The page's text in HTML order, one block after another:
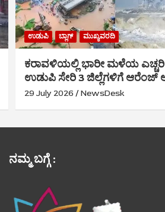
ಉಡುಪಿ ಬ್ಲಾಗ್ ಮುಖ್ಯವರದಿ
ಕರಾವಳಿಯಲ್ಲಿ ಭಾರೀ ಮಳೆಯ
ಉಡುಪಿ ಸೇರಿ 3 ಜಿಲ್ಲೆಗಳಿಗೆ ಆರೆಂಜ್
29 July 2026 NewsDesk
ನಮ್ಮ ಬಗ್ಗೆ :